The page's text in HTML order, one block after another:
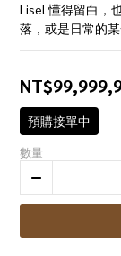
Lisel 懂得留白，
落，或是日常的
預購接單中
數量